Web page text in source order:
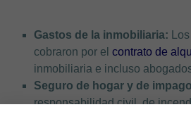
Gastos de la inmobiliaria:
cobraron por elcontrato de
inmobiliaria e incluso
Seguro de hogar y de
responsabilidad civil, de